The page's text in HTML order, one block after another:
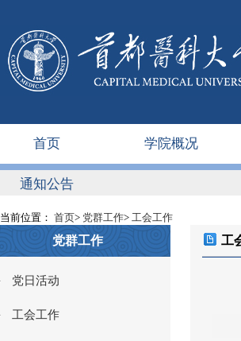
首页 学院概况
通知公告
当前位置： 首页> 党群工作> 工会工作
党群工作
党日活动
工会工作
工